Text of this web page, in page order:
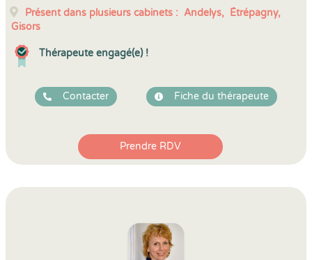
Présent dans plusieurs cabinets : Andelys, Étrépagny,
Gisors
Thérapeute engagé(e) !
Contacter Fiche du thérapeute
Prendre RDV